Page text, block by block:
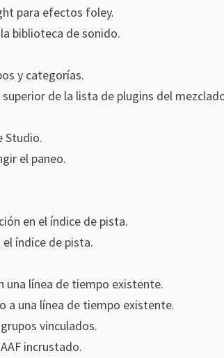
para efectos foley.
biblioteca de sonido.
y categorías.
de la lista de plugins del
Studio.
el paneo.
en el índice de pista.
índice de pista.
una línea de tiempo existente.
a una línea de tiempo existente.
vinculados.
incrustado.
HEU KMS Activator 41.2.0 Activador